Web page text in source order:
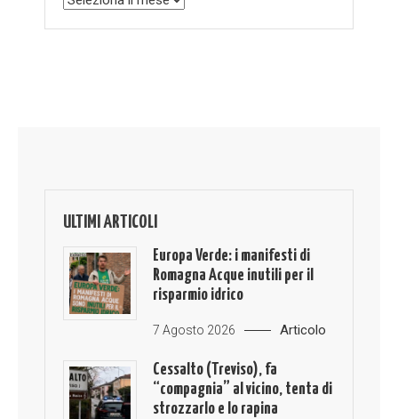
ULTIMI ARTICOLI
Europa Verde: i manifesti di
Romagna Acque inutili per il
risparmio idrico
7 Agosto 2026 Articolo
Cessalto (Treviso), fa
“compagnia” al vicino, tenta di
strozzarlo e lo rapina